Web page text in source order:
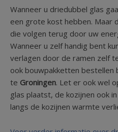
Wanneer u driedubbel glas
een grote kost hebben. Maar
die volgen terug door uw
Wanneer u zelf handig bent
verlagen door de ramen zelf
ook bouwpakketten bestellen
te Groningen. Let er ook wel
glas plaatst, de kozijnen ook
langs de kozijnen warmte